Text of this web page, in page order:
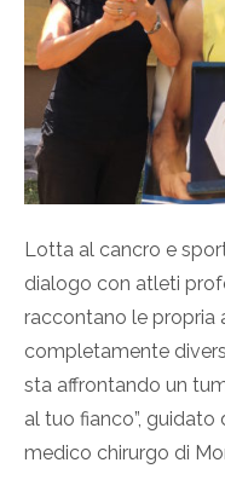
Lotta al cancro e
dialogo con atleti
raccontano le propria
completamente
sta affrontando un
al tuo fianco”,
medico chirurgo di